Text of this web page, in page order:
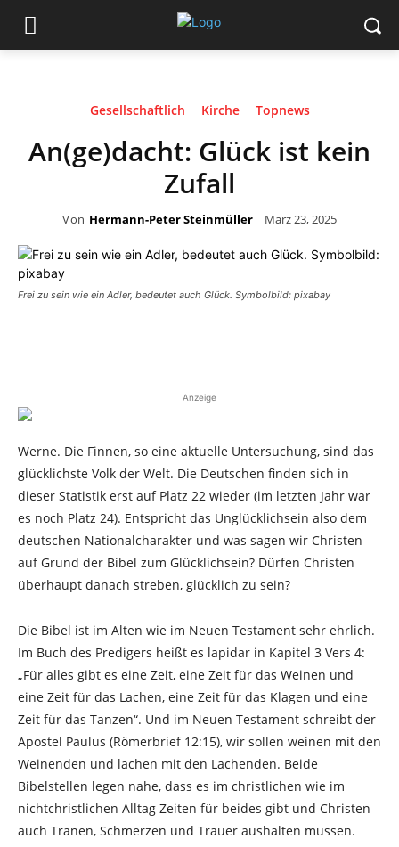
Gesellschaftlich Kirche Topnews
An(ge)dacht: Glück ist kein
Zufall
Von Hermann-Peter Steinmüller März 23, 2025
Frei zu sein wie ein Adler, bedeutet auch Glück. Symbolbild: pixabay
Anzeige
Werne. Die Finnen, so eine aktuelle Untersuchung, sind das
glücklichste Volk der Welt. Die Deutschen finden sich in
dieser Statistik erst auf Platz 22 wieder (im letzten Jahr war
es noch Platz 24). Entspricht das Unglücklichsein also dem
deutschen Nationalcharakter und was sagen wir Christen
auf Grund der Bibel zum Glücklichsein? Dürfen Christen
überhaupt danach streben, glücklich zu sein?
Die Bibel ist im Alten wie im Neuen Testament sehr ehrlich.
Im Buch des Predigers heißt es lapidar in Kapitel 3 Vers 4:
„Für alles gibt es eine Zeit, eine Zeit für das Weinen und
eine Zeit für das Lachen, eine Zeit für das Klagen und eine
Zeit für das Tanzen“. Und im Neuen Testament schreibt der
Apostel Paulus (Römerbrief 12:15), wir sollen weinen mit den
Weinenden und lachen mit den Lachenden. Beide
Bibelstellen legen nahe, dass es im christlichen wie im
nichtchristlichen Alltag Zeiten für beides gibt und Christen
auch Tränen, Schmerzen und Trauer aushalten müssen.